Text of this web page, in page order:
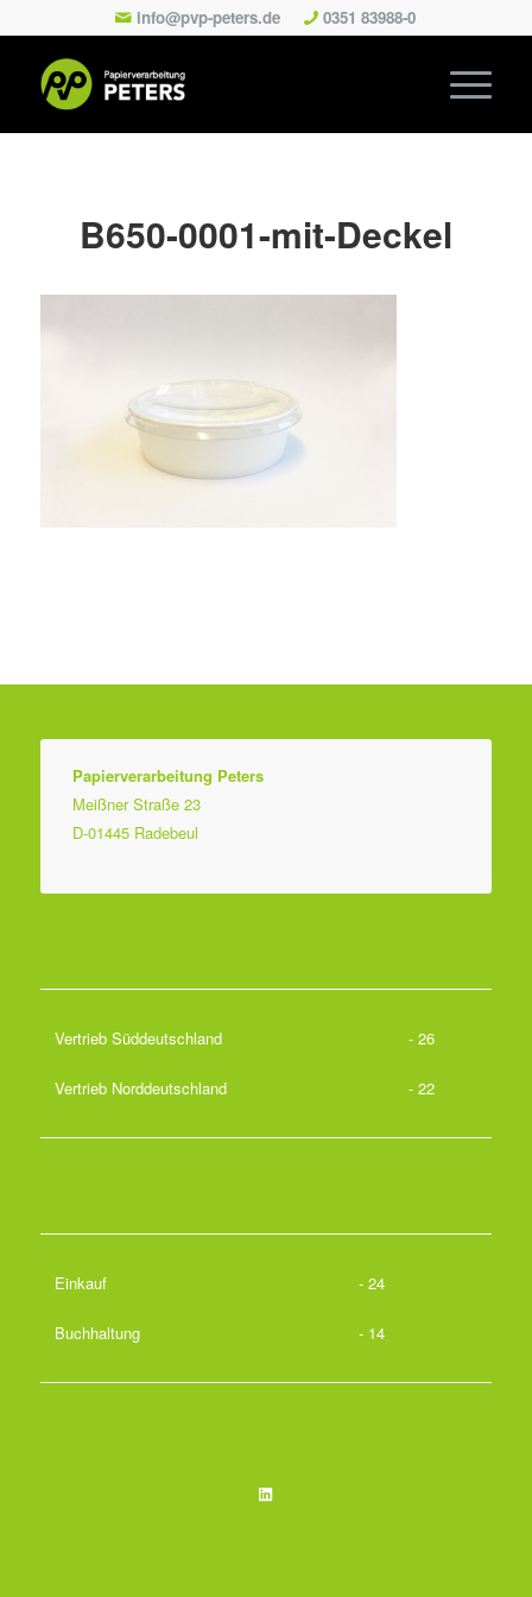
info@pvp-peters.de 0351 83988-0
B650-0001-mit-Deckel
Papierverarbeitung Peters
Meißner Straße 23
D-01445 Radebeul
Vertrieb Süddeutschland - 26
Vertrieb Norddeutschland - 22
Einkauf - 24
Buchhaltung - 14
LinkedIn